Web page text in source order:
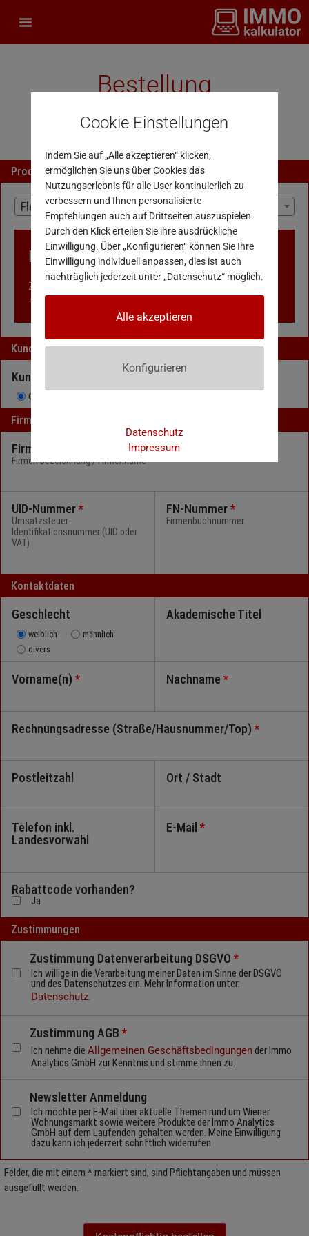
Bestellung
IMMOkalkulator
Produktauswahl
Flex
Produkt Flex: Übersicht
Zugang für ein Monat mit einmaliger Bezahlung € 299,00 netto
+ Ust (€ 358,80 brutto) inkl. Einschulung
Kundentyp
Kundentyp
Gewerblicher Kunde
Firmen-Daten
Firmenname
Firmen Bezeichnung / Firmenname
UID-Nummer*
Umsatzsteuer-
Identifikationsnummer (UID oder
VAT)
FN-Nummer*
Firmenbuchnummer
Kontaktdaten
Geschlecht
weiblich
männlich
divers
Akademische Titel
Vorname(n) * Nachname *
Rechnungsadresse (Straße/Hausnummer/Top) *
Postleitzahl Ort / Stadt
Telefon inkl.
Landesvorwahl
E-Mail *
Rabattcode vorhanden?
Ja
Zustimmungen
Zustimmung Datenverarbeitung DSGVO *
Ich willige in die Verarbeitung meiner Daten im Sinne der DSGVO
und des Datenschutzes ein. Mehr Information unter:
Datenschutz.
Zustimmung AGB *
Ich nehme die Allgemeinen Geschäftsbedingungender Immo
Analytics GmbH zur Kenntnis und stimme ihnen zu.
Newsletter Anmeldung
Ich möchte per E-Mail über aktuelle Themen rund um Wiener
Wohnungsmarkt sowie weitere Produkte der Immo Analytics
GmbH auf dem Laufenden gehalten werden. Meine Einwilligung
dazu kann ich jederzeit schriftlich widerrufen
Felder, die mit einem * markiert sind, sind Pflichtangaben und müssen
ausgefüllt werden.
Cookie Einstellungen
Indem Sie auf „Alle akzeptieren“ klicken,
ermöglichen Sie uns über Cookies das
Nutzungserlebnis für alle User kontinuierlich zu
verbessern und Ihnen personalisierte
Empfehlungen auch auf Drittseiten auszuspielen.
Durch den Klick erteilen Sie ihre ausdrückliche
Einwilligung. Über „Konfigurieren“ können Sie Ihre
Einwilligung individuell anpassen, dies ist auch
nachträglich jederzeit unter „Datenschutz“ möglich.
Alle akzeptieren
Konfigurieren
Datenschutz
Impressum